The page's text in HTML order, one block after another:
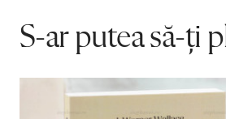
S-ar putea să-ți